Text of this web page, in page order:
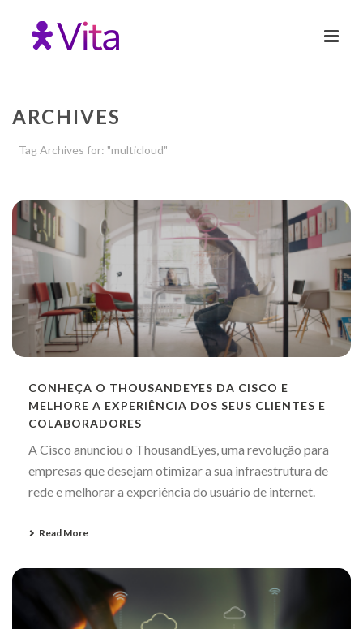
ARCHIVES
Tag Archives for: "multicloud"
CONHEÇA O THOUSANDEYES DA CISCO E
MELHORE A EXPERIÊNCIA DOS SEUS CLIENTES E
COLABORADORES
A Cisco anunciou o ThousandEyes, uma revolução para
empresas que desejam otimizar a sua infraestrutura de
rede e melhorar a experiência do usuário de internet.
Read More